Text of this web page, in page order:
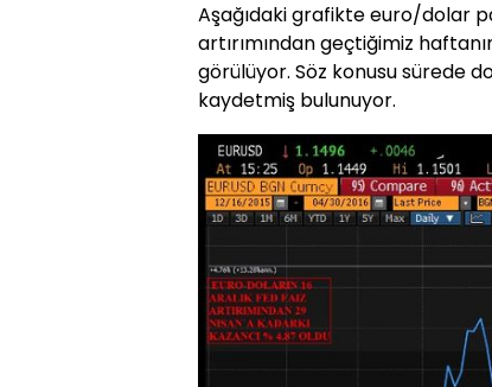
Aşağıdaki grafikte euro/dolar
artırımından geçtiğimiz
görülüyor. Söz konusu sürede
kaydetmiş bulunuyor.